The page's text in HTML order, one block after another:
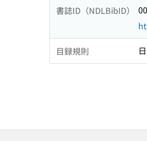
書誌ID（NDLBibID）
目録規則